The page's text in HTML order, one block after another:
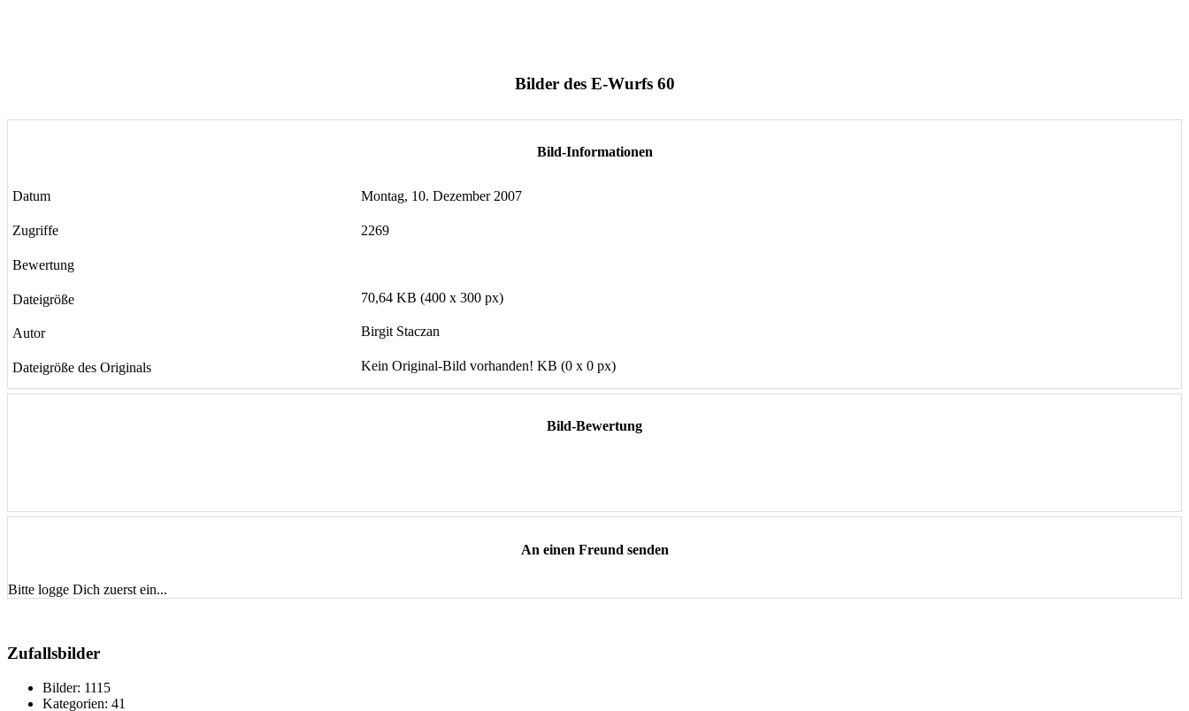
Bilder des E-Wurfs 60
Bild-Informationen
Datum Montag, 10. Dezember 2007
Zugriffe 2269
Bewertung
Dateigröße 70,64 KB (400 x 300 px)
Autor Birgit Staczan
Dateigröße des Originals Kein Original-Bild vorhanden! KB (0 x 0 px)
Bild-Bewertung
An einen Freund senden
Bitte logge Dich zuerst ein...
Zufallsbilder
Bilder: 1115
Kategorien: 41